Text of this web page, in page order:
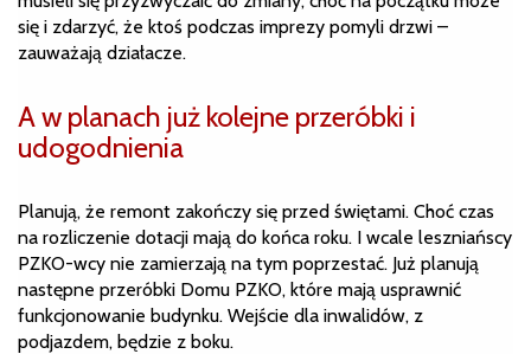
się i zdarzyć, że ktoś podczas imprezy pomyli drzwi –
zauważają działacze.
A w planach już kolejne przeróbki i
udogodnienia
Planują, że remont zakończy się przed świętami. Choć czas
na rozliczenie dotacji mają do końca roku. I wcale leszniańscy
PZKO-wcy nie zamierzają na tym poprzestać. Już planują
następne przeróbki Domu PZKO, które mają usprawnić
funkcjonowanie budynku. Wejście dla inwalidów, z
podjazdem, będzie z boku.